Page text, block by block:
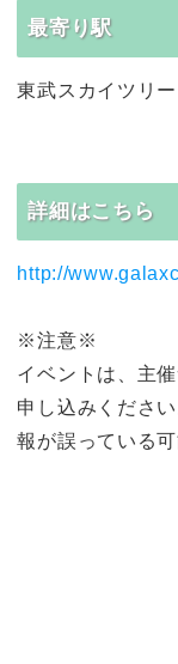
最寄り駅
東武スカイツリ
詳細はこちら
http://
※注意※
イベントは、主
申し込みくださ
報が誤っている